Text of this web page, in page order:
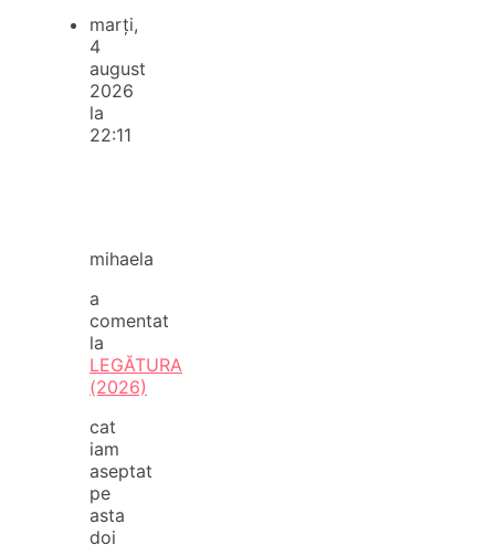
marți,
4
august
2026
la
22:11
mihaela
a
comentat
la
LEGĂTURA
(2026)
cat
iam
aseptat
pe
asta
doi